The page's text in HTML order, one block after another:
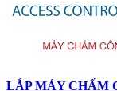
LẮP MÁY CHẤM